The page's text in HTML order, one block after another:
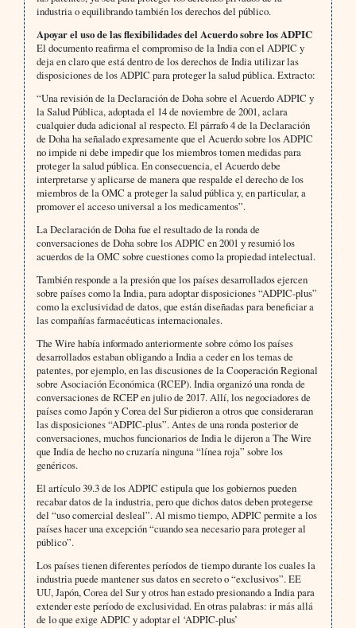
industria o equilibrando también los derechos del público.
Apoyar el uso de las flexibilidades del Acuerdo sobre los ADPIC
El documento reafirma el compromiso de la India con el ADPIC y
deja en claro que está dentro de los derechos de India utilizar las
disposiciones de los ADPIC para proteger la salud pública. Extracto:
“Una revisión de la Declaración de Doha sobre el Acuerdo ADPIC y
la Salud Pública, adoptada el 14 de noviembre de 2001, aclara
cualquier duda adicional al respecto. El párrafo 4 de la Declaración
de Doha ha señalado expresamente que el Acuerdo sobre los ADPIC
no impide ni debe impedir que los miembros tomen medidas para
proteger la salud pública. En consecuencia, el Acuerdo debe
interpretarse y aplicarse de manera que respalde el derecho de los
miembros de la OMC a proteger la salud pública y, en particular, a
promover el acceso universal a los medicamentos”.
La Declaración de Doha fue el resultado de la ronda de
conversaciones de Doha sobre los ADPIC en 2001 y resumió los
acuerdos de la OMC sobre cuestiones como la propiedad intelectual.
También responde a la presión que los países desarrollados ejercen
sobre países como la India, para adoptar disposiciones “ADPIC-plus”
como la exclusividad de datos, que están diseñadas para beneficiar a
las compañías farmacéuticas internacionales.
The Wire había informado anteriormente sobre cómo los países
desarrollados estaban obligando a India a ceder en los temas de
patentes, por ejemplo, en las discusiones de la Cooperación Regional
sobre Asociación Económica (RCEP). India organizó una ronda de
conversaciones de RCEP en julio de 2017. Allí, los negociadores de
países como Japón y Corea del Sur pidieron a otros que consideraran
las disposiciones “ADPIC-plus”. Antes de una ronda posterior de
conversaciones, muchos funcionarios de India le dijeron a The Wire
que India de hecho no cruzaría ninguna “línea roja” sobre los
genéricos.
El artículo 39.3 de los ADPIC estipula que los gobiernos pueden
recabar datos de la industria, pero que dichos datos deben protegerse
del “uso comercial desleal”. Al mismo tiempo, ADPIC permite a los
países hacer una excepción “cuando sea necesario para proteger al
público”.
Los países tienen diferentes períodos de tiempo durante los cuales la
industria puede mantener sus datos en secreto o “exclusivos”. EE
UU, Japón, Corea del Sur y otros han estado presionando a India para
extender este período de exclusividad. En otras palabras: ir más allá
de lo que exige ADPIC y adoptar el ‘ADPIC-plus’